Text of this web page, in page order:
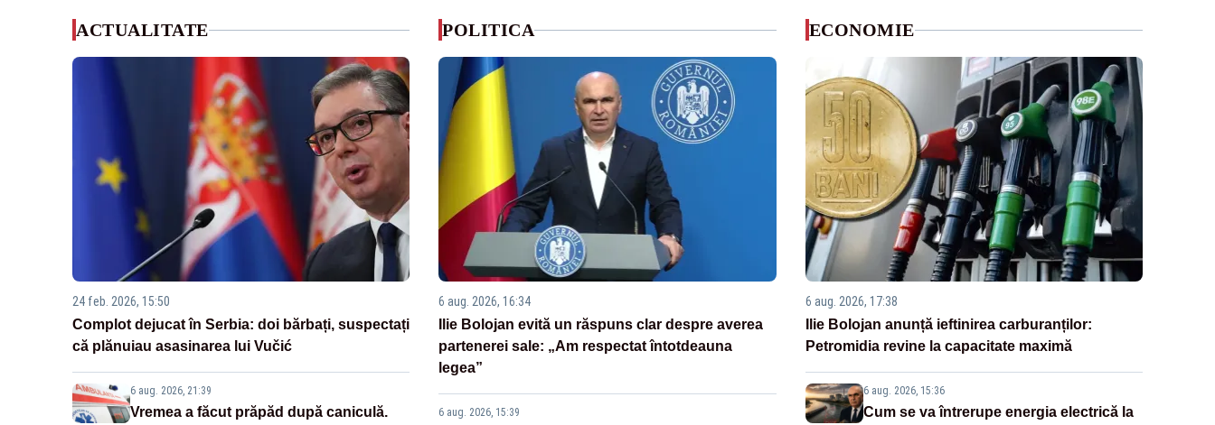
ACTUALITATE
24 feb. 2026, 15:50
Complot dejucat în Serbia: doi bărbați, suspectați
că plănuiau asasinarea lui Vučić
6 aug. 2026, 21:39
Vremea a făcut prăpăd după caniculă.
POLITICA
6 aug. 2026, 16:34
Ilie Bolojan evită un răspuns clar despre averea
partenerei sale: „Am respectat întotdeauna
legea”
6 aug. 2026, 15:39
ECONOMIE
6 aug. 2026, 17:38
Ilie Bolojan anunță ieftinirea carburanților:
Petromidia revine la capacitate maximă
6 aug. 2026, 15:36
Cum se va întrerupe energia electrică la